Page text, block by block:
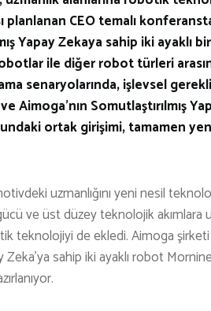
planlanan CEO temalı
Yapay Zekaya sahip iki ayaklı
ile diğer robot türleri
senaryolarında, işlevsel
Somutlaştırılmış
ortak girişimi, tamamen
uzmanlığını yeni nesil
ve üst düzey teknolojik akımlara
teknolojiyi de ekledi. Aimoga
sahip iki ayaklı robot